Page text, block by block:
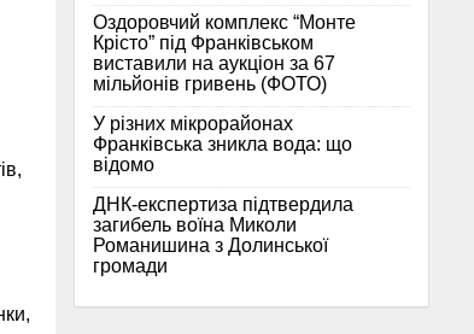
Оздоровчий комплекс “Монте
Крісто” під Франківськом
виставили на аукціон за 67
мільйонів гривень (ФОТО)
У різних мікрорайонах
Франківська зникла вода: що
відомо
ДНК-експертиза підтвердила
загибель воїна Миколи
Романишина з Долинської
громади